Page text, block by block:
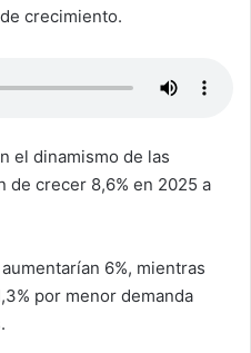
crecimiento.
el dinamismo de las
de crecer 8,6% en 2025 a
6%, mientras
por menor demanda